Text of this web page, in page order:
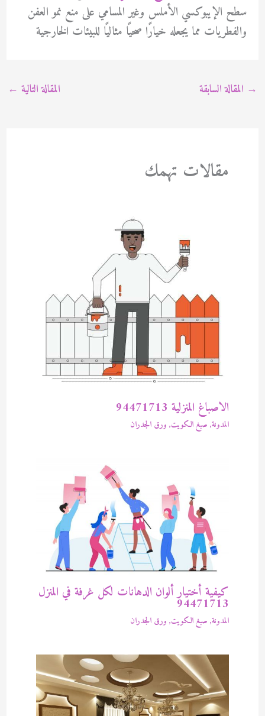
سطح الإيبوكسي الأملس وغير المسامي على منع نمو العفن
والفطريات مما يجعله خيارًا صحيًا مثاليًا للبيئات الخارجية
→ المقالة السابقة المقالة التالية ←
مقالات تهمك
الاصباغ المنزلية 94471713
المدونة, صبغ الكويت, ورق الجدران
كيفية أختيار ألوان الدهانات لكل غرفة في المنزل
94471713
المدونة, صبغ الكويت, ورق الجدران